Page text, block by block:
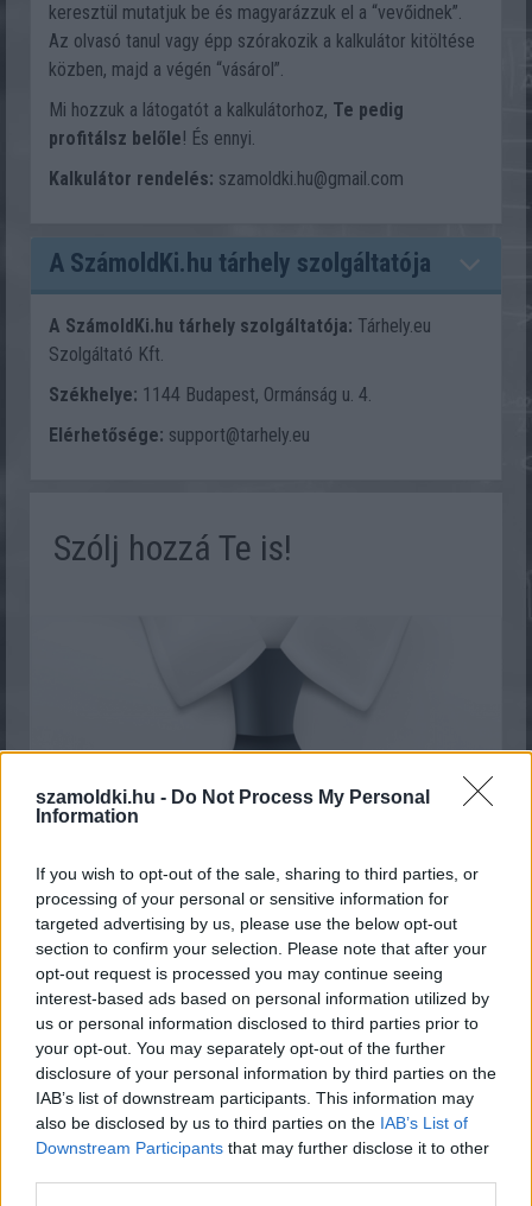
szamoldki.hu - Do Not Process My Personal
Information
If you wish to opt-out of the sale, sharing to third parties, or
processing of your personal or sensitive information for
targeted advertising by us, please use the below opt-out
section to confirm your selection. Please note that after your
opt-out request is processed you may continue seeing
interest-based ads based on personal information utilized by
us or personal information disclosed to third parties prior to
your opt-out. You may separately opt-out of the further
disclosure of your personal information by third parties on the
IAB’s list of downstream participants. This information may
also be disclosed by us to third parties on the IAB’s List of
Downstream Participants that may further disclose it to other
keresztül mutatjuk be és magyarázzuk el a “vevőidnek”.
Az olvasó tanul vagy épp szórakozik a kalkulátor kitöltése
közben, majd a végén “vásárol”.
Mi hozzuk a látogatót a kalkulátorhoz, Te pedig
profitálsz belőle! És ennyi.
Kalkulátor rendelés: szamoldki.hu@gmail.com
A SzámoldKi.hu tárhely szolgáltatója
A SzámoldKi.hu tárhely szolgáltatója: Tárhely.eu
Szolgáltató Kft.
Székhelye: 1144 Budapest, Ormánság u. 4.
Elérhetősége: support@tarhely.eu
Szólj hozzá Te is!
KISZÁMOLOM!
Lehet hogy ezek is
tetszenének: